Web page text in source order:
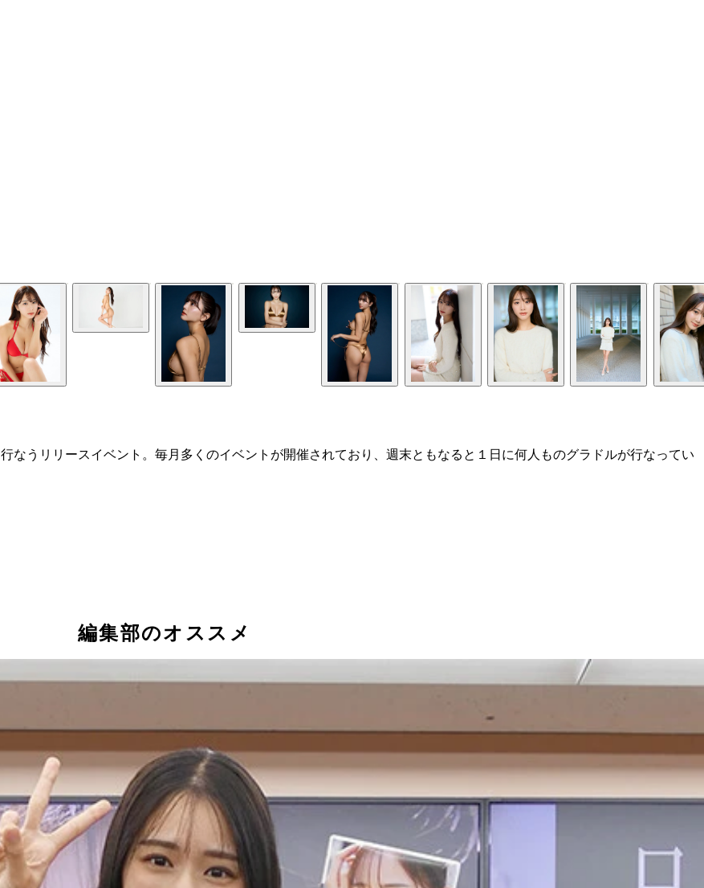
なうリリースイベント。毎月多くのイベントが開催されており、週末ともなると１日に何人ものグラドルが行なってい
編集部のオススメ